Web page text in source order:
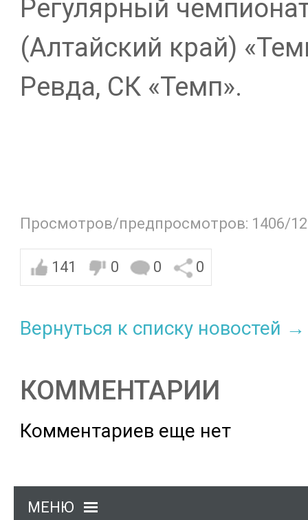
Регулярный
(Алтайский край)
Ревда, СК «Темп».
Просмотров/предпросмотров: 1406/
141 0 0 0
Вернуться к списку новостей →
КОММЕНТАРИИ
Комментариев еще нет
МЕНЮ